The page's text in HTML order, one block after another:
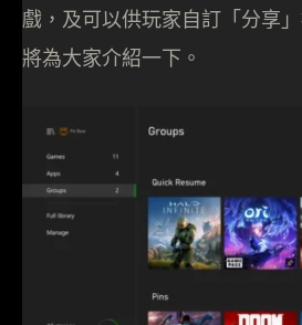
戲，及可以供玩家自訂「分享
將為大家介紹一下。